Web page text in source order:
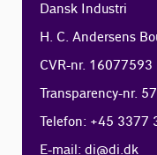
Dansk Industri
H. C. Andersens
CVR-nr. 16077593
Transparency-nr.
Telefon: +45 3377
E-mail:di@di.dk